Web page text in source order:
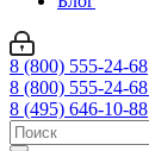
8 (800) 555-24-68
8 (800) 555-24-68
8 (495) 646-10-88